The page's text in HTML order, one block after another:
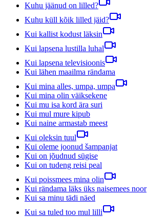
Kuhu jäänud on lilled?
Kuhu küll kõik lilled jäid?
Kui kallist kodust läksin
Kui lapsena lustilla luhal
Kui lapsena televisioonis
Kui lähen maailma rändama
Kui mina alles, umpa, umpa
Kui mina olin väiksekene
Kui mu isa kord ära suri
Kui mul mure kipub
Kui naine armastab meest
Kui oleksin tuul
Kui oleme joonud šampanjat
Kui on jõudnud sügise
Kui on tudeng reisi peal
Kui poissmees mina olin
Kui rändama läks üks naisemees noor
Kui sa minu tädi näed
Kui sa tuled too mul lilli